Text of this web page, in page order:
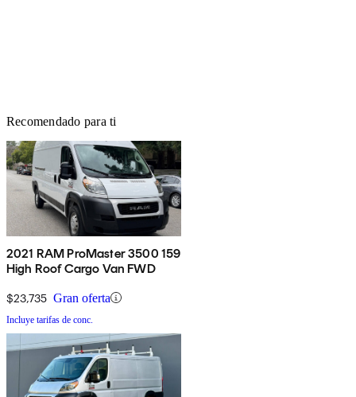
Recomendado para ti
2021 RAM ProMaster 3500 159
High Roof Cargo Van FWD
$23,735 Gran oferta
Incluye tarifas de conc.